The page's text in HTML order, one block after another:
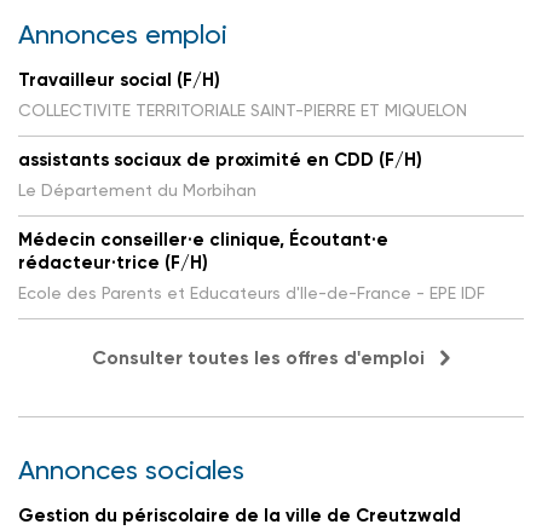
Annonces emploi
Travailleur social (F/H)
COLLECTIVITE TERRITORIALE SAINT-PIERRE ET MIQUELON
assistants sociaux de proximité en CDD (F/H)
Le Département du Morbihan
Médecin conseiller·e clinique, Écoutant·e
rédacteur·trice (F/H)
Ecole des Parents et Educateurs d'Ile-de-France - EPE IDF
Consulter toutes les offres d'emploi
Annonces sociales
Gestion du périscolaire de la ville de Creutzwald